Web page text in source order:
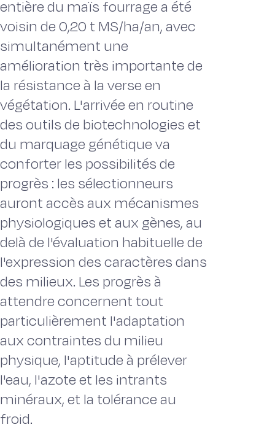
entière du maïs fourrage a été
voisin de 0,20 t MS/ha/an, avec
simultanément une
amélioration très importante de
la résistance à la verse en
végétation. L'arrivée en routine
des outils de biotechnologies et
du marquage génétique va
conforter les possibilités de
progrès : les sélectionneurs
auront accès aux mécanismes
physiologiques et aux gènes, au
delà de l'évaluation habituelle de
l'expression des caractères dans
des milieux. Les progrès à
attendre concernent tout
particulièrement l'adaptation
aux contraintes du milieu
physique, l'aptitude à prélever
l'eau, l'azote et les intrants
minéraux, et la tolérance au
froid.